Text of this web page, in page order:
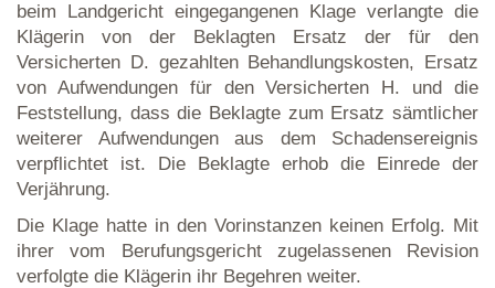
beim Landgericht eingegangenen Klage verlangte die
Klägerin von der Beklagten Ersatz der für den
Versicherten D. gezahlten Behandlungskosten, Ersatz
von Aufwendungen für den Versicherten H. und die
Feststellung, dass die Beklagte zum Ersatz sämtlicher
weiterer Aufwendungen aus dem Schadensereignis
verpflichtet ist. Die Beklagte erhob die Einrede der
Verjährung.
Die Klage hatte in den Vorinstanzen keinen Erfolg. Mit
ihrer vom Berufungsgericht zugelassenen Revision
verfolgte die Klägerin ihr Begehren weiter.